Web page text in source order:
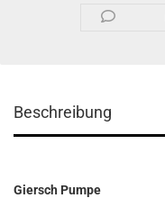
Beschreibung
Giersch Pumpe